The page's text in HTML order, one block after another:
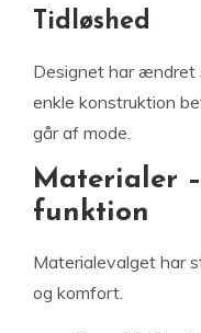
Tidløshed
Designet har ændret
enkle konstruktion
går af mode.
Materialer
funktion
Materialevalget har
og komfort.